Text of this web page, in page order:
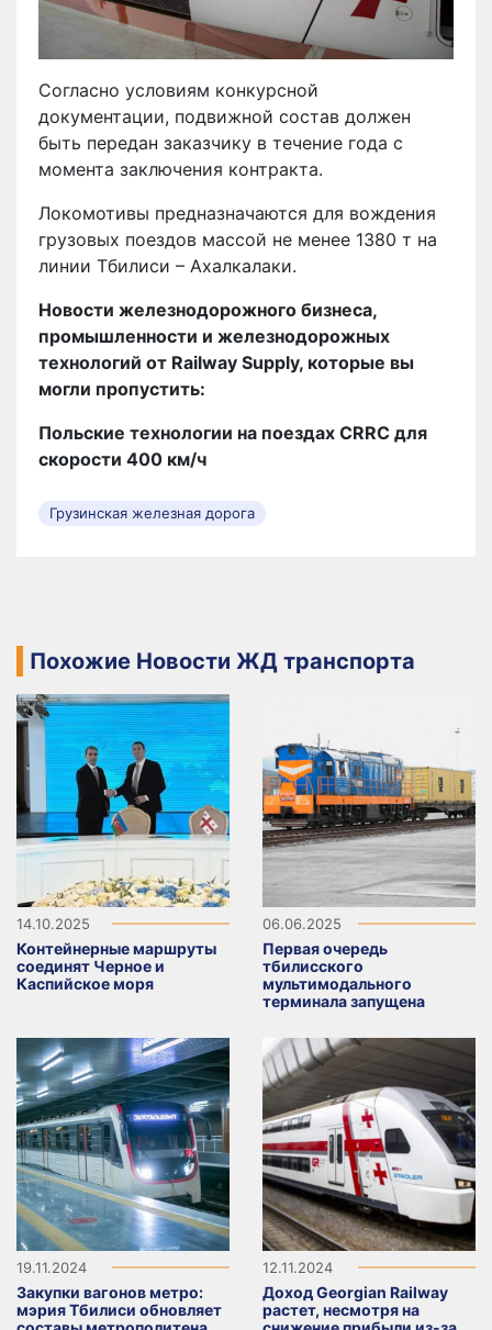
Согласно условиям конкурсной
документации, подвижной состав должен
быть передан заказчику в течение года с
момента заключения контракта.
Локомотивы предназначаются для вождения
грузовых поездов массой не менее 1380 т на
линии Тбилиси – Ахалкалаки.
Новости железнодорожного бизнеса,
промышленности и железнодорожных
технологий от Railway Supply, которые вы
могли пропустить:
Польские технологии на поездах CRRC для
скорости 400 км/ч
Грузинская железная дорога
Похожие Новости ЖД транспорта
14.10.2025
Контейнерные маршруты
соединят Черное и
Каспийское моря
06.06.2025
Первая очередь
тбилисского
мультимодального
терминала запущена
19.11.2024
Закупки вагонов метро:
мэрия Тбилиси обновляет
12.11.2024
Доход Georgian Railway
растет, несмотря на